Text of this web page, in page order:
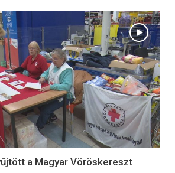
a Magyar Vöröskereszt